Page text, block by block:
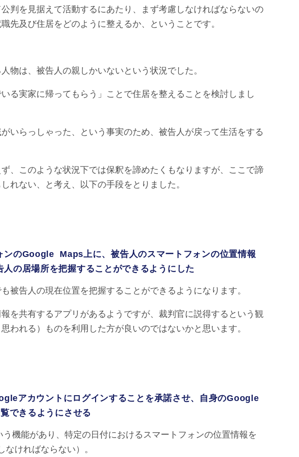
判を見据えて活動するにあたり、まず考慮しなければならないの
先及び住居をどのように整えるか、ということです。
物は、被告人の親しかいないという状況でした。
る実家に帰ってもらう」ことで住居を整えることを検討しまし
いらっしゃった、という事実のため、被告人が戻って生活をする
、このような状況下では保釈を諦めたくもなりますが、ここで諦
れない、と考え、以下の手段をとりました。
のGoogle Maps上に、被告人のスマートフォンの位置情報
の居場所を把握することができるようにした
被告人の現在位置を把握することができるようになります。
を共有するアプリがあるようですが、裁判官に説得するという観
われる）ものを利用した方が良いのではないかと思います。
アカウントにログインすることを承諾させ、自身のGoogle
できるようにさせる
機能があり、特定の日付におけるスマートフォンの位置情報を
ければならない）。